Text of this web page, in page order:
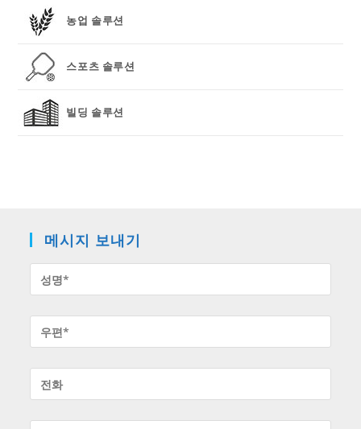
농업 솔루션
스포츠 솔루션
빌딩 솔루션
메시지 보내기